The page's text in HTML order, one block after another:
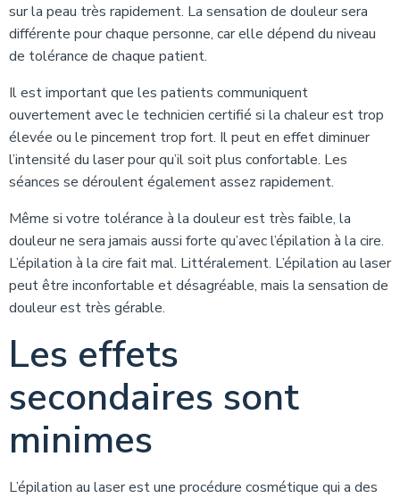
sur la peau très rapidement. La sensation de douleur sera
différente pour chaque personne, car elle dépend du niveau
de tolérance de chaque patient.
Il est important que les patients communiquent
ouvertement avec le technicien certifié si la chaleur est trop
élevée ou le pincement trop fort. Il peut en effet diminuer
l’intensité du laser pour qu’il soit plus confortable. Les
séances se déroulent également assez rapidement.
Même si votre tolérance à la douleur est très faible, la
douleur ne sera jamais aussi forte qu’avec l’épilation à la cire.
L’épilation à la cire fait mal. Littéralement. L’épilation au laser
peut être inconfortable et désagréable, mais la sensation de
douleur est très gérable.
Les effets
secondaires sont
minimes
L’épilation au laser est une procédure cosmétique qui a des